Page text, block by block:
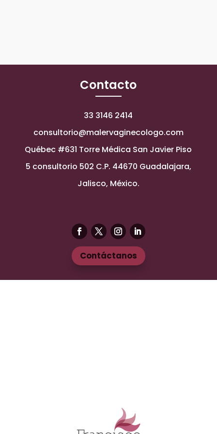
Contacto
33 3146 2414
consultorio@malervaginecologo.com
Québec #631 Torre Médica San Javier Piso
5 consultorio 502 C.P. 44670 Guadalajara,
Jalisco, México.
Contáctanos